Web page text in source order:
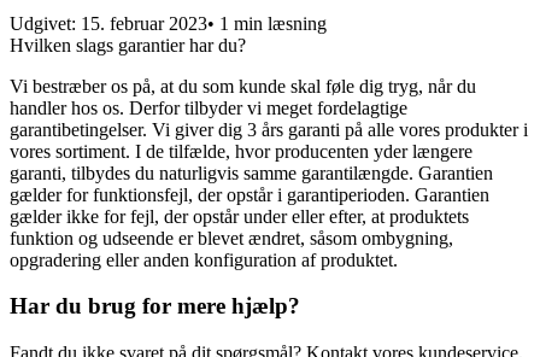
Udgivet: 15. februar 2023• 1 min læsning
Hvilken slags garantier har du?
Vi bestræber os på, at du som kunde skal føle dig tryg, når du
handler hos os. Derfor tilbyder vi meget fordelagtige
garantibetingelser. Vi giver dig 3 års garanti på alle vores produkter i
vores sortiment. I de tilfælde, hvor producenten yder længere
garanti, tilbydes du naturligvis samme garantilængde. Garantien
gælder for funktionsfejl, der opstår i garantiperioden. Garantien
gælder ikke for fejl, der opstår under eller efter, at produktets
funktion og udseende er blevet ændret, såsom ombygning,
opgradering eller anden konfiguration af produktet.
Har du brug for mere hjælp?
Fandt du ikke svaret på dit spørgsmål? Kontakt vores kundeservice,